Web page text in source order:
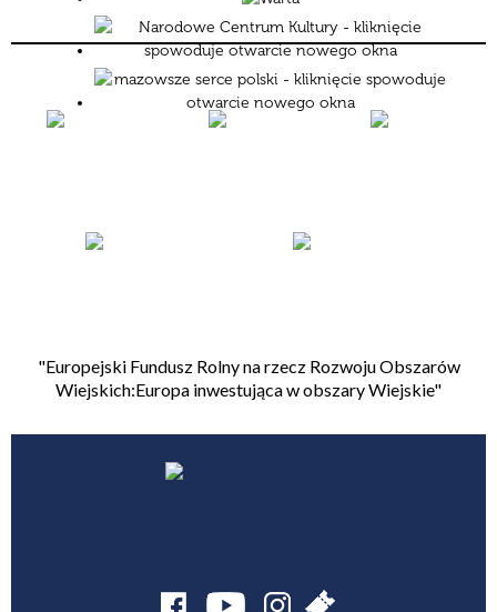
"Europejski Fundusz Rolny na rzecz Rozwoju Obszarów
Wiejskich:Europa inwestująca w obszary Wiejskie"